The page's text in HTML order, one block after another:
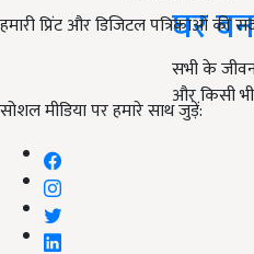
हमारी प्रिंट और डिजिटल पत्रिकाओं की
सोशल मीडिया पर हमारे साथ जुड़ें:
घर
सभी के
और किसी